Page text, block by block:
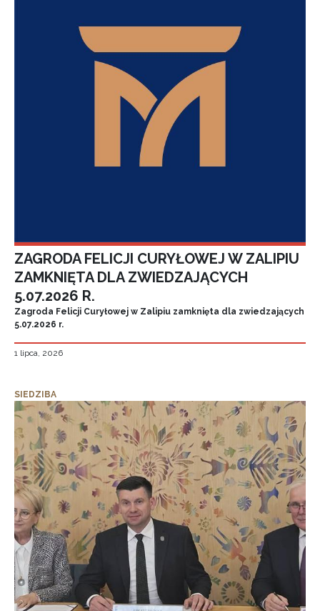
ZAGRODA FELICJI CURYŁOWEJ W ZALIPIU
ZAMKNIĘTA DLA ZWIEDZAJĄCYCH
5.07.2026 R.
Zagroda Felicji Curyłowej w Zalipiu zamknięta dla zwiedzających
5.07.2026 r.
1 lipca, 2026
SIEDZIBA